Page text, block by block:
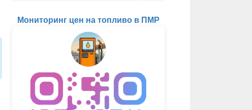
Мониторинг цен на топливо в ПМР